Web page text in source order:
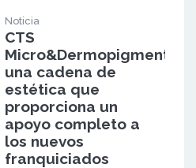
Noticia
CTS
una cadena de
estética que
proporciona un
apoyo completo a
los nuevos
franquiciados